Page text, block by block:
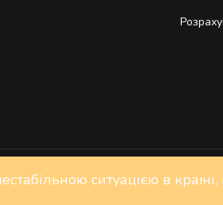
ситуацією в